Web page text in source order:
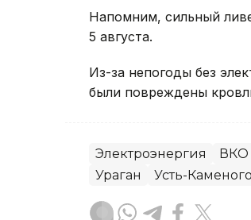
Напомним, сильный
5 августа.
Из-за непогоды без
были повреждены
Электроэнергия ВКО
Ураган
Усть-